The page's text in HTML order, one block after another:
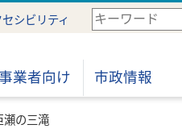
シビリティ
検
ー
ワ
業者向け 市政情報
瀬の三滝